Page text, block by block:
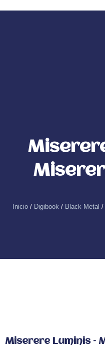
Inicio/ Digibook/ Black Metal /
Miserere Luminis –